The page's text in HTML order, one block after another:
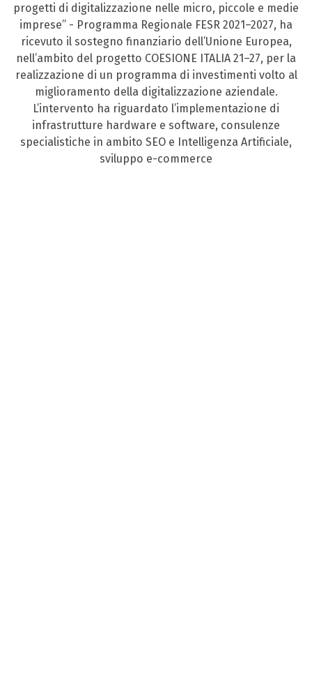
progetti di digitalizzazione nelle micro, piccole e medie
imprese” - Programma Regionale FESR 2021–2027, ha
ricevuto il sostegno finanziario dell’Unione Europea,
nell’ambito del progetto COESIONE ITALIA 21–27, per la
realizzazione di un programma di investimenti volto al
miglioramento della digitalizzazione aziendale.
L’intervento ha riguardato l’implementazione di
infrastrutture hardware e software, consulenze
specialistiche in ambito SEO e Intelligenza Artificiale,
sviluppo e-commerce